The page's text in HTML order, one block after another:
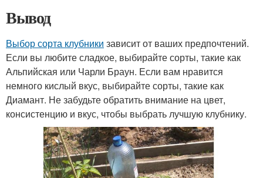
Вывод
Выбор сорта клубники зависит от ваших предпочтений.
Если вы любите сладкое, выбирайте сорты, такие как
Альпийская или Чарли Браун. Если вам нравится
немного кислый вкус, выбирайте сорты, такие как
Диамант. Не забудьте обратить внимание на цвет,
консистенцию и вкус, чтобы выбрать лучшую клубнику.